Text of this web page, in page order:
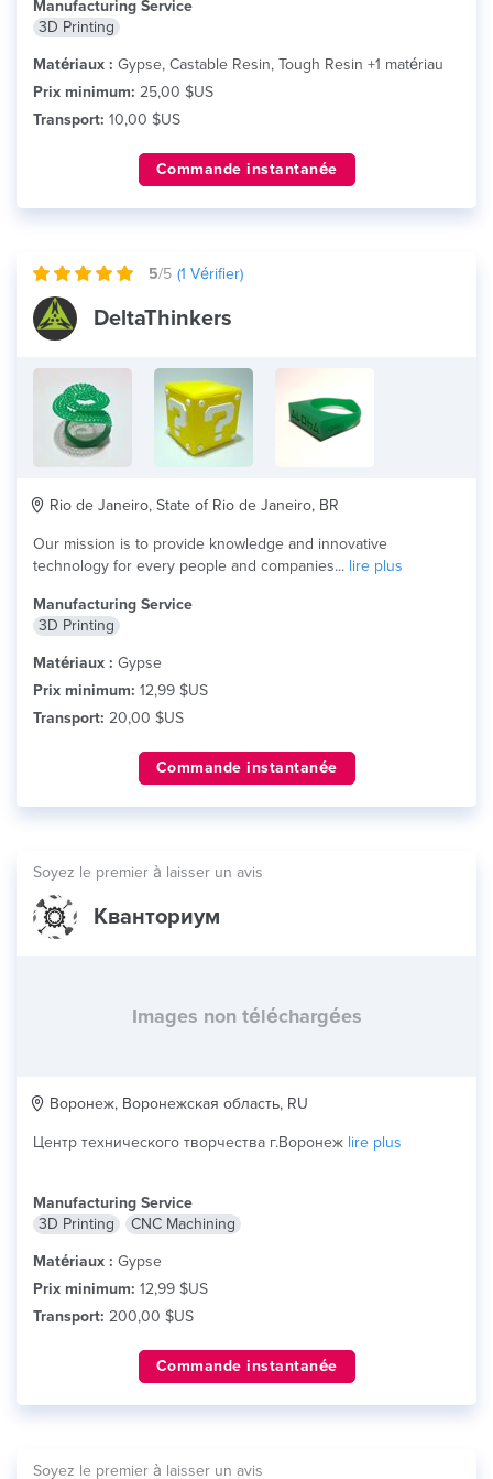
Manufacturing Service
3D Printing
Matériaux : Gypse, Castable Resin, Tough Resin +1 matériau
Prix minimum: 25,00 $US
Transport: 10,00 $US
Commande instantanée
5/5 (1 Vérifier)
DeltaThinkers
Rio de Janeiro, State of Rio de Janeiro, BR
Our mission is to provide knowledge and innovative
technology for every people and companies... lire plus
Manufacturing Service
3D Printing
Matériaux : Gypse
Prix minimum: 12,99 $US
Transport: 20,00 $US
Commande instantanée
Soyez le premier à laisser un avis
Кванториум
Images non téléchargées
Воронеж, Воронежская область, RU
Центр технического творчества г.Воронеж lire plus
Manufacturing Service
3D Printing
CNC Machining
Matériaux : Gypse
Prix minimum: 12,99 $US
Transport: 200,00 $US
Commande instantanée
Soyez le premier à laisser un avis